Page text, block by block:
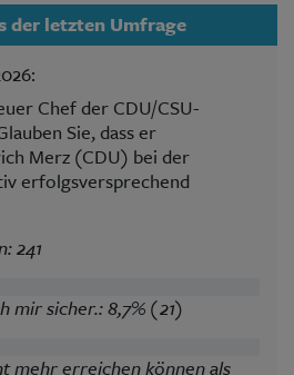
der letzten Umfrage
Chef der CDU/CSU-
Sie, dass er
Merz (CDU) bei der
erfolgsversprechend
241
mir sicher.: 8,7% (21)
mehr erreichen können als